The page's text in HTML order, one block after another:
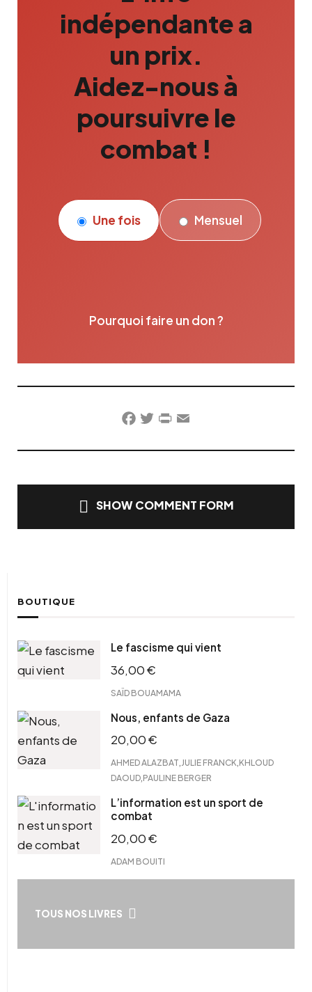
indépendante a
un prix.
Aidez-nous à
poursuivre le
combat !
Une fois Mensuel
Pourquoi faire un don ?
Facebook
TwitterPrintFriendly
Email
SHOW COMMENT FORM
BOUTIQUE
Le fascisme qui vient
36,00€
SAÏD BOUAMAMA
Nous, enfants de Gaza
20,00€
AHMED ALAZBAT,JULIE FRANCK,KHLOUD
DAOUD,PAULINE BERGER
L’information est un sport de
combat
20,00€
ADAM BOUITI
TOUS NOS LIVRES